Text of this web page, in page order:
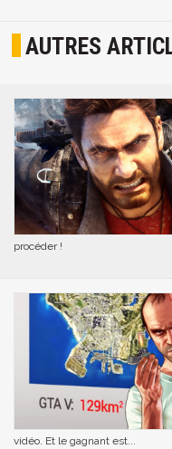
AUTRES
procéder !
vidéo. Et le gagnant est...